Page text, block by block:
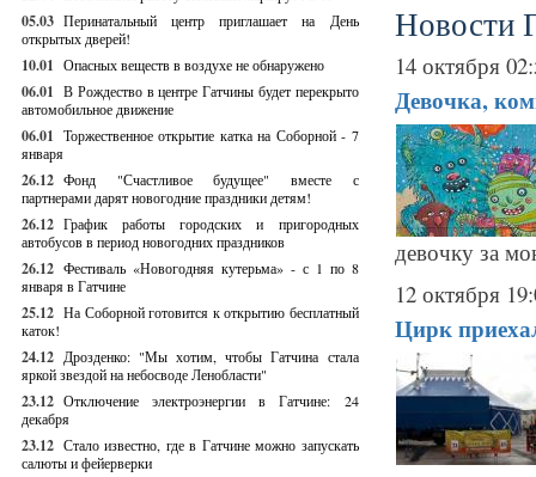
05.03 Перинатальный центр приглашает на День
открытых дверей!
10.01 Опасных веществ в воздухе не обнаружено
06.01 В Рождество в центре Гатчины будет перекрыто
автомобильное движение
06.01 Торжественное открытие катка на Соборной - 7
января
26.12 Фонд "Счастливое будущее" вместе с
партнерами дарят новогодние праздники детям!
26.12 График работы городских и пригородных
автобусов в период новогодних праздников
26.12 Фестиваль «Новогодняя кутерьма» - с 1 по 8
января в Гатчине
25.12 На Соборной готовится к открытию бесплатный
каток!
24.12 Дрозденко: "Мы хотим, чтобы Гатчина стала
яркой звездой на небосводе Ленобласти"
23.12 Отключение электроэнергии в Гатчине: 24
декабря
23.12 Стало известно, где в Гатчине можно запускать
салюты и фейерверки
Новости
14 октября
Девочка,
девочку за
12 октября
Цирк